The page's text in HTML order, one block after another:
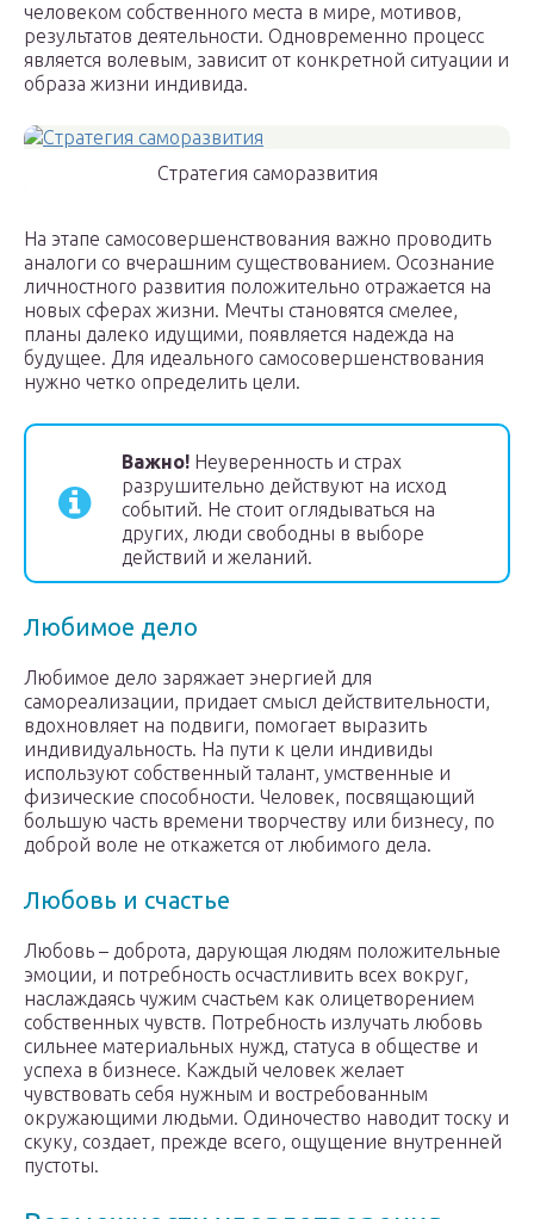
человеком собственного места в мире, мотивов,
результатов деятельности. Одновременно процесс
является волевым, зависит от конкретной ситуации и
образа жизни индивида.
Стратегия саморазвития
На этапе самосовершенствования важно проводить
аналоги со вчерашним существованием. Осознание
личностного развития положительно отражается на
новых сферах жизни. Мечты становятся смелее,
планы далеко идущими, появляется надежда на
будущее. Для идеального самосовершенствования
нужно четко определить цели.
Важно! Неуверенность и страх
разрушительно действуют на исход
событий. Не стоит оглядываться на
других, люди свободны в выборе
действий и желаний.
Любимое дело
Любимое дело заряжает энергией для
самореализации, придает смысл действительности,
вдохновляет на подвиги, помогает выразить
индивидуальность. На пути к цели индивиды
используют собственный талант, умственные и
физические способности. Человек, посвящающий
большую часть времени творчеству или бизнесу, по
доброй воле не откажется от любимого дела.
Любовь и счастье
Любовь – доброта, дарующая людям положительные
эмоции, и потребность осчастливить всех вокруг,
наслаждаясь чужим счастьем как олицетворением
собственных чувств. Потребность излучать любовь
сильнее материальных нужд, статуса в обществе и
успеха в бизнесе. Каждый человек желает
чувствовать себя нужным и востребованным
окружающими людьми. Одиночество наводит тоску и
скуку, создает, прежде всего, ощущение внутренней
пустоты.